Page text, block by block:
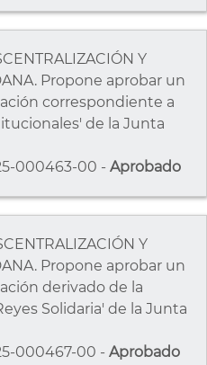
Y
Propone aprobar un
correspondiente a
de la Junta
000463-00 - Aprobado
Y
Propone aprobar un
derivado de la
Solidaria' de la Junta
000467-00 - Aprobado